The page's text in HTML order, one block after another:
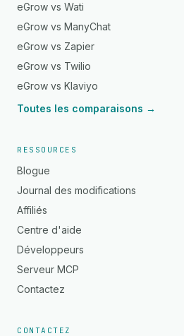
eGrow vs Wati
eGrow vs ManyChat
eGrow vs Zapier
eGrow vs Twilio
eGrow vs Klaviyo
Toutes les comparaisons →
RESSOURCES
Blogue
Journal des modifications
Affiliés
Centre d'aide
Développeurs
Serveur MCP
Contactez
CONTACTEZ